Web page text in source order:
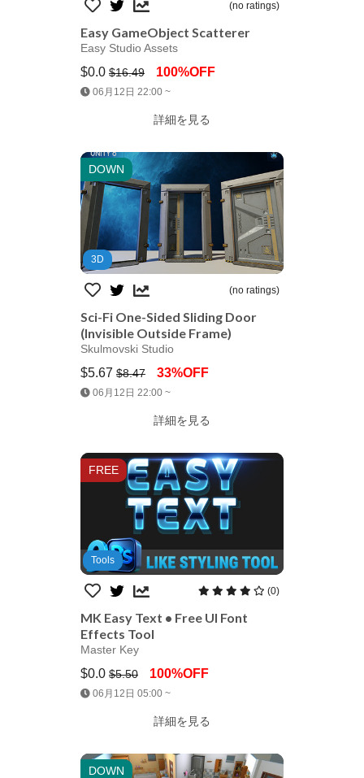
(no ratings)
Easy GameObject Scatterer
Easy Studio Assets
$0.0 $16.49 100%OFF
06月12日 22:00 ~
詳細を見る
DOWN
Jump AssetStore
3D
(no ratings)
Sci-Fi One-Sided Sliding Door
(Invisible Outside Frame)
Skulmovski Studio
$5.67 $8.47 33%OFF
06月12日 22:00 ~
詳細を見る
FREE
Jump AssetStore
Tools
(0)
MK Easy Text • Free UI Font
Effects Tool
Master Key
$0.0 $5.50 100%OFF
06月12日 05:00 ~
詳細を見る
DOWN
Jump AssetStore